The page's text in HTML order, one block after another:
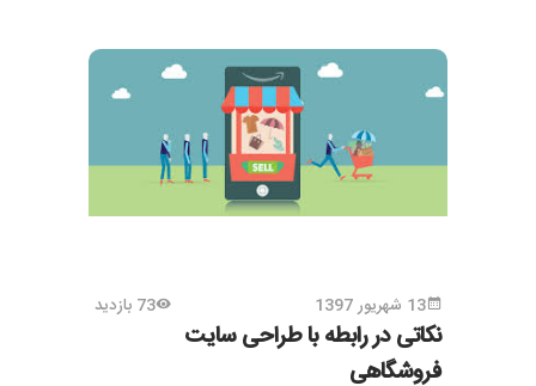
13 شهریور 1397 73 بازدید
نکاتی در رابطه با طراحی سایت
فروشگاهی